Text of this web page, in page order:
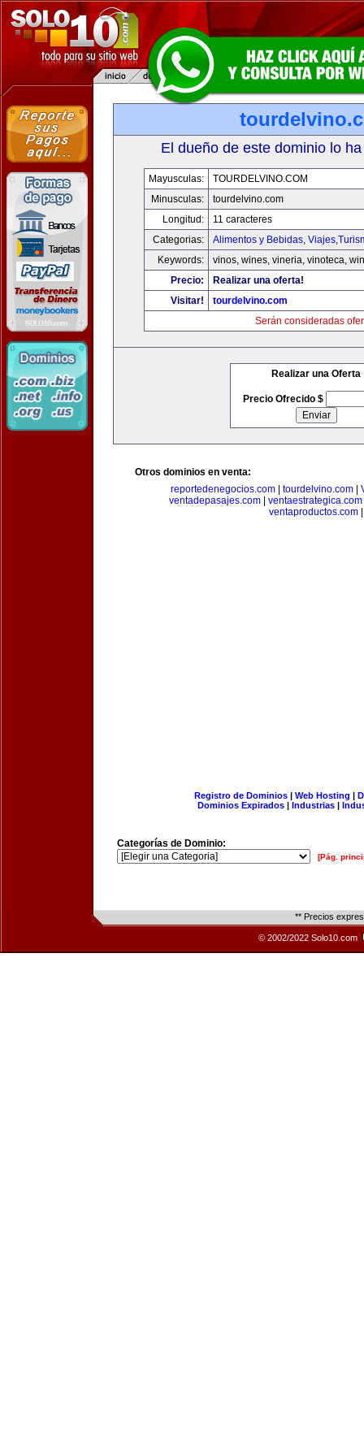
El dueño de este dominio lo
Mayusculas:
TOURDELVINO.COM
Minusculas:
tourdelvino.com
Longitud:
11 caracteres
Categorias:
Alimentos y Bebidas,
Keywords:
vinos, wines, vineria, vinoteca,
Precio:
Realizar una oferta!
Visitar!
tourdelvino.com
Serán consideradas
Realizar una Oferta
Precio Ofrecido $
Otros dominios en venta:
reportedenegocios.com| tourdelvino.com|
ventadepasajes.com
ventaestrategica.com
ventaproductos.com
Registro de Dominios| Web Hosting |
Dominios Expirados | Industrias |
Categorías de Dominio:
[Pág.
** Precios
© 2002/2022 Solo10.com